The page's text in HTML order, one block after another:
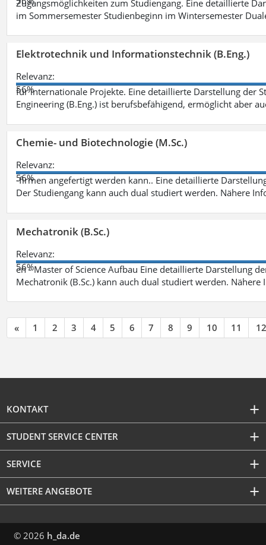
Zugangsmöglichkeiten zum Studiengang. Eine detaillierte
im Sommersemester Studienbeginn im Wintersemester
Elektrotechnik und Informationstechnik (B.Eng.)
Relevanz:
56%
für internationale Projekte. Eine detaillierte Darstellung der
Engineering (B.Eng.) ist berufsbefähigend, ermöglicht aber
Chemie- und Biotechnologie (M.Sc.)
Relevanz:
56%
-firmen angefertigt werden kann.. Eine detaillierte
Der Studiengang kann auch dual studiert werden. Nähere
Mechatronik (B.Sc.)
Relevanz:
56%
en - Master of Science Aufbau Eine detaillierte Darstellung
Mechatronik (B.Sc.) kann auch dual studiert werden.
« 1 2 3 4 5 6 7 8 9 10 11 12
KONTAKT
STUDENT SERVICE CENTER
SERVICE
WEITERE ANGEBOTE
© 2026 h_da.de